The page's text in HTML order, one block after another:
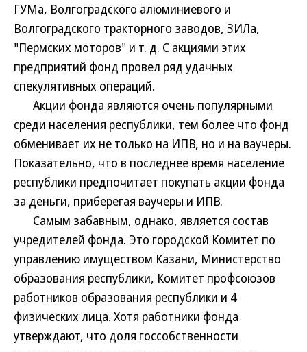
ГУМа, Волгоградского алюминиевого и
Волгоградского тракторного заводов, ЗИЛа,
"Пермских моторов" и т. д. С акциями этих
предприятий фонд провел ряд удачных
спекулятивных операций.
Акции фонда являются очень популярными
среди населения республики, тем более что фонд
обменивает их не только на ИПВ, но и на ваучеры.
Показательно, что в последнее время население
республики предпочитает покупать акции фонда
за деньги, приберегая ваучеры и ИПВ.
Самым забавным, однако, является состав
учредителей фонда. Это городской Комитет по
управлению имуществом Казани, Министерство
образования республики, Комитет профсоюзов
работников образования республики и 4
физических лица. Хотя работники фонда
утверждают, что доля госсобственности